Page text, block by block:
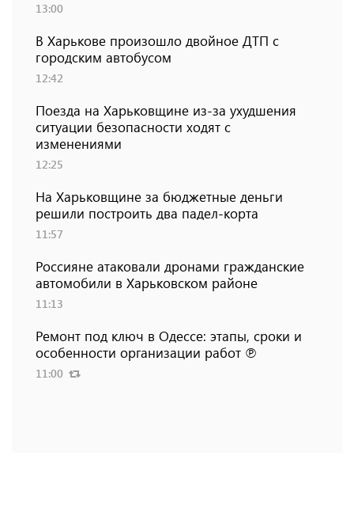
13:00
В Харькове произошло двойное ДТП с
городским автобусом
12:42
Поезда на Харьковщине из-за ухудшения
ситуации безопасности ходят с
изменениями
12:25
На Харьковщине за бюджетные деньги
решили построить два падел-корта
11:57
Россияне атаковали дронами гражданские
автомобили в Харьковском районе
11:13
Ремонт под ключ в Одессе: этапы, сроки и
особенности организации работ ℗
11:00